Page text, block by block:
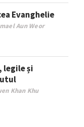
Evanghelie
Aun Weor
legile și
Khan Khu